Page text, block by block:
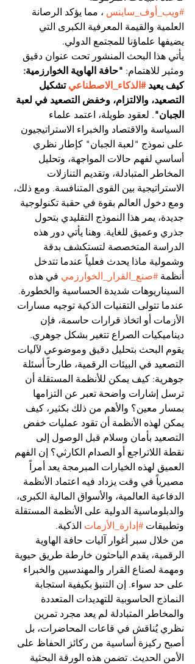
#ويب_أوف_ساينس ، مما يؤكد الرصانة
العلمية والقيمة المعرفية الكبرى التي
يضيفها علماؤنا للمجتمع الدولي.
يأتي هذا البحث المنشور تحت عنوان دقيق
ومثير للاهتمام: "حافة الهاوية الخوارزمية:
كيف يعيد #الذكاء_الاصطناعي تشكيل
التصعيد، والالتزام، وخفض التصعيد في لعبة
الجبان". لعقود طويلة، اعتمد علماء
السياسة والاقتصاد والخبراء الاستراتيجيون
على نموذج "لعبة الجبان" كإطار نظري
أساسي لفهم حالات المواجهة، وتحليل
المخاطر المتبادلة، وتقديم التنازلات
الاستراتيجية بين القوى المتنافسة. ومع ذلك،
ومع دخول العالم بقوة في حقبة تكنولوجية
جديدة، يمر هذا النموذج التقليدي بتحول
جذري وعميق للغاية. وهنا يأتي دور هذه
الدراسة المتخصصة لتستكشف بدقة
وشمولية ماذا يحدث فعلياً عندما تتدخل
أنظمة #صنع_القرار_الخوارزمي في هذه
السيناريوهات شديدة الحساسية والخطورة.
عندما تتولى التقنيات الذكية توجيه مسارات
الأزمات أو اتخاذ قرارات حاسمة، فإن
ديناميكيات الصراع تتغير بشكل جوهري.
يقوم البحث بتحليل دقيق وموضوعي لآليات
التصعيد في البيئات الرقمية، طارحاً أسئلة
جوهرية: كيف يمكن للأنظمة المستقلة أن
ترسل إشارات واضحة تعبر عن التزامها
بمسار معين؟ والأهم من ذلك بكثير، كيف
يمكن لهذه الأنظمة أن تقود عمليات خفض
التصعيد بأمان وسلام قبل الوصول إلى
نقطة اللاتراجع أو الصدام الكارثي؟ إن الفهم
العميق لهذه الخيارات المبرمجة يعد أمراً
مصيرياً في وقت يزداد فيه اعتماد الأنظمة
الدفاعية العالمية، والأسواق المالية الكبرى،
والدبلوماسية الدولية على الأنظمة المستقلة
وتطبيقات #إدارة_الأزمات الذكية.
من خلال سبر أغوار آليات حافة الهاوية
الرقمية، يقدم الباحثون خارطة طريق حيوية
ومهمة لصناع القرار والمهندسين والخبراء
على حد سواء. إن التنبؤ بكيفية استجابة
النماذج الحاسوبية للتهديدات المتعددة
والمخاطر المتبادلة لم يعد مجرد تمرين
نظري يُناقش في قاعات المحاضرات، بل
أصبح ركيزة أساسية من ركائز الحفاظ على
الأمن الحديث. تضمن هذه الورقة البحثية